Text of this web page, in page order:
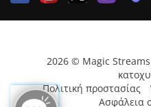
2026 © Magic
Πολιτική προστασίας
Ασφάλεια